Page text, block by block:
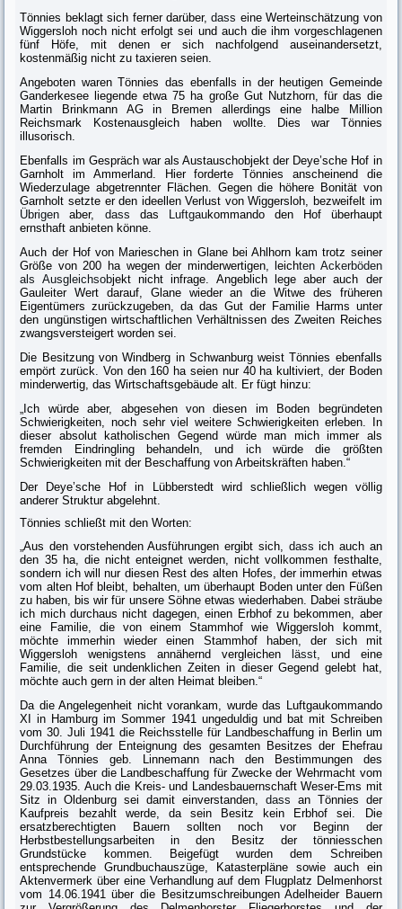
Tönnies beklagt sich ferner darüber,dass eine Werteinschätzung von
Wiggers­loh noch nicht erfolgt sei und auch die ihm vorgeschlagenen
fünf Höfe, mit denen er sich nachfolgend auseinandersetzt,
kostenmäßig nicht zu taxieren seien.
Angeboten waren Tönnies das ebenfalls in der heutigen Gemeinde
Ganderke­see liegende etwa 75 ha große Gut Nutzhorn, für das die
Martin Brinkmann AG in Bremen allerdings eine halbe Million
Reichsmark Kostenausgleich haben wollte. Dies war Tönnies
illusorisch.
Ebenfalls im Gespräch war als Austauschobjekt der Deye’sche Hof in
Garn­holt im Ammerland. Hier forderte Tönnies anscheinend die
Wiederzulage abgetrennter Flächen. Gegen die höhere Bonität von
Garnholt setzte er den ideellen Verlust von Wiggersloh, bezweifelt im
Übrigen aber, dass das Luftgaukommando den Hof überhaupt
ernsthaft anbieten könne.
Auch der Hof von Marieschen in Glane bei Ahlhorn kam trotz seiner
Größe von 200 ha wegen der minderwertigen, leichten Ackerböden
als Ausgleichsobjekt nicht infrage. Angeblich lege aber auch der
Gauleiter Wert darauf, Glane wieder an die Witwe des früheren
Eigentümers zurückzugeben, da das Gut der Familie Harms unter
den ungünstigen wirtschaftlichen Verhältnissen des Zweiten Reiches
zwangsversteigert worden sei.
Die Besitzung von Windberg in Schwanburg weist Tönnies ebenfalls
empört zurück. Von den 160 ha seien nur 40 ha kultiviert, der Boden
minderwertig, das Wirtschaftsgebäude alt. Er fügt hinzu:
„Ich würde aber, abgesehen von diesen im Boden begründeten
Schwierig­keiten, noch sehr viel weitere Schwierigkeiten erleben. In
dieser absolut katho­lischen Gegend würde man mich immer als
fremden Eindringling behandeln, und ich würde die größten
Schwierigkeiten mit der Beschaffung von Arbeits­kräften haben.“
Der Deye’sche Hof in Lübberstedt wird schließlich wegen völlig
anderer Struktur abgelehnt.
Tönnies schließt mit den Worten:
„Aus den vorstehenden Ausführungen ergibt sich, dass ich auch an
den 35 ha, die nicht enteignet werden, nicht vollkommen festhalte,
sondern ich will nur diesen Rest des alten Hofes, der immerhin etwas
vom alten Hof bleibt, behal­ten, um überhaupt Boden unter den Füßen
zu haben, bis wir für unsere Söhne etwas wiederhaben. Dabei sträube
ich mich durchaus nicht dagegen, einen Erb­hof zu bekommen, aber
eine Familie, die von einem Stammhof wie Wiggers­loh kommt,
möchte immerhin wieder einen Stammhof haben, der sich mit
Wiggersloh wenigstens annähernd vergleichen lässt, und eine
Familie, die seit undenklichen Zeiten in dieser Gegend gelebt hat,
möchte auch gern in der alten Heimat bleiben.“
Da die Angelegenheit nicht vorankam, wurde das Luftgaukommando
XI in Hamburg im Sommer 1941 ungeduldig und bat mit Schreiben
vom 30. Juli 1941 die Reichsstelle für Landbeschaffung in Berlin um
Durchführung der Ent­eignung des gesamten Besitzes der Ehefrau
Anna Tönnies geb. Linnemann nach den Bestimmungen des
Gesetzes über die Landbeschaffung für Zwecke der Wehrmacht vom
29.03.1935. Auch die Kreis- und Landesbauernschaft Weser-Ems mit
Sitz in Oldenburg sei damit einverstanden, dass an Tönnies der
Kaufpreis bezahlt werde, da sein Besitz kein Erbhof sei. Die
ersatzberechtigten Bauern sollten noch vor Beginn der
Herbstbestellungsarbeiten in den Besitz der tönniesschen
Grundstücke kommen. Beigefügt wurden dem Schreiben
entsprechende Grundbuchauszüge, Katasterpläne sowie auch ein
Aktenver­merk über eine Verhandlung auf dem Flugplatz Delmenhorst
vom 14.06.1941 über die Besitzumschreibungen Adelheider Bauern